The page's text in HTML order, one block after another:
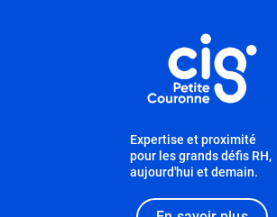
Expertise et proximité
pour les grands défis RH,
aujourd'hui et demain.